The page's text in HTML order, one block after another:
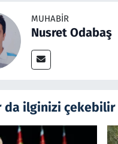
MUHABIR
Nusret Odabaş
da ilginizi çekebilir